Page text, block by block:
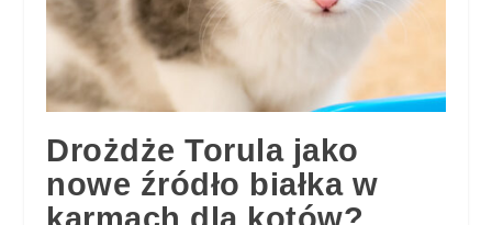
Drożdże Torula jako
nowe źródło białka w